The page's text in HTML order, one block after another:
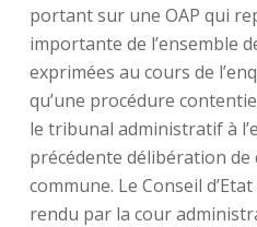
portant sur une OAP qui
importante de l’ensemble
exprimées au cours de
qu’une procédure
le tribunal administratif à
précédente délibération de
commune. Le Conseil
rendu par la cour